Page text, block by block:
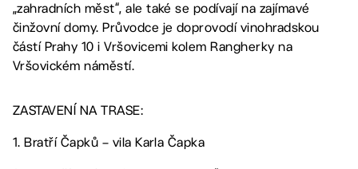
„zahradních měst“, ale také se podívají na zajímavé
činžovní domy. Průvodce je doprovodí vinohradskou
částí Prahy 10 i Vršovicemi kolem Rangherky na
Vršovickém náměstí.
ZASTAVENÍ NA TRASE:
1. Bratří Čapků – vila Karla Čapka